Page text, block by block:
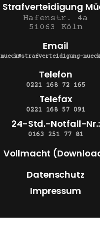
Strafverteidigung
Hafenstr. 4a
51063 Köln
Email
mueck@strafverteidigung-
Telefon
0221 168 72 165
Telefax
0221 168 57 091
24-Std.-Notfall-Nr.:
0163 251 77 81
Vollmacht
Datenschutz
Impressum